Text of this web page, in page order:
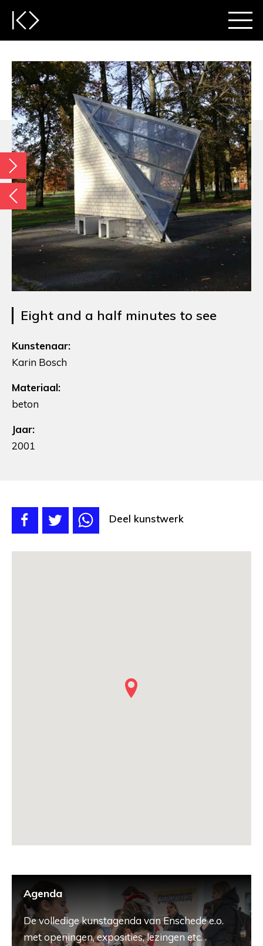
Eight and a half minutes to see
Kunstenaar:
Karin Bosch
Materiaal:
beton
Jaar:
2001
Deel kunstwerk
Agenda
De volledige kunstagenda van Enschede e.o.
met openingen, exposities, lezingen etc.